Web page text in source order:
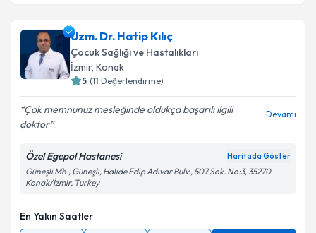
Uzm. Dr. Hatip Kılıç
Çocuk Sağlığı ve Hastalıkları
İzmir, Konak
5 (11 Değerlendirme)
Çok memnunuz mesleğinde oldukça başarılı ilgili
doktor
Devamı
Özel Egepol Hastanesi Haritada Göster
Güneşli Mh., Güneşli, Halide Edip Adıvar Bulv., 507 Sok. No:3, 35270
Konak/İzmir, Turkey
En Yakın Saatler